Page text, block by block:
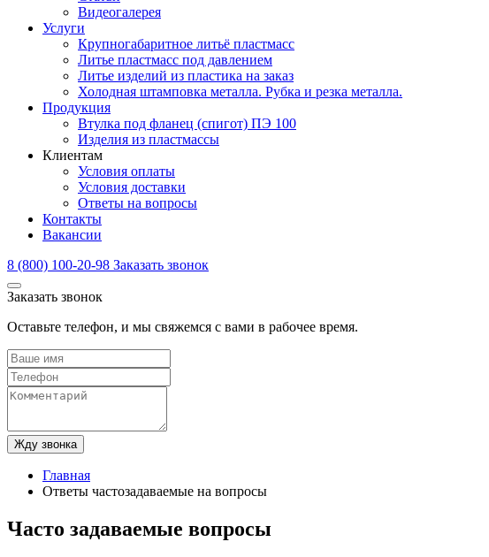
Видеогалерея
Услуги
Крупногабаритное литьё пластмасс
Литье пластмасс под давлением
Литье изделий из пластика на заказ
Холодная штамповка металла. Рубка и резка металла.
Продукция
Втулка под фланец (спигот) ПЭ 100
Изделия из пластмассы
Клиентам
Условия оплаты
Условия доставки
Ответы на вопросы
Контакты
Вакансии
8 (800) 100-20-98 Заказать звонок
Заказать звонок
Оставьте телефон, и мы свяжемся с вами в рабочее время.
Жду звонка
Главная
Ответы частозадаваемые на вопросы
Часто задаваемые вопросы